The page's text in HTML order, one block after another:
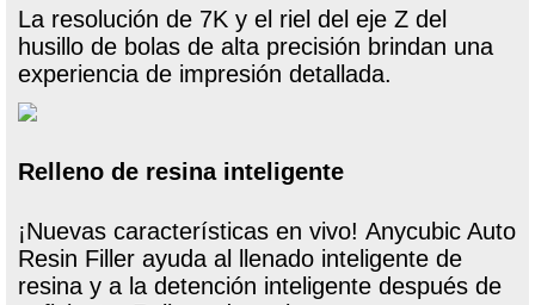
La resolución de 7K y el riel del eje Z del
husillo de bolas de alta precisión brindan una
experiencia de impresión detallada.
Relleno de resina inteligente
¡Nuevas características en vivo! Anycubic Auto
Resin Filler ayuda al llenado inteligente de
resina y a la detención inteligente después de